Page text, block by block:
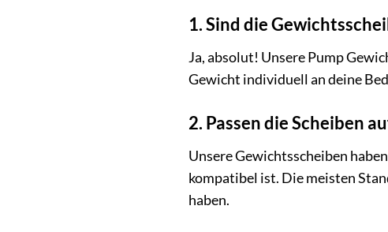
1. Sind die
Ja, absolut! Unsere Pump
Gewicht individuell an deine
2. Passen die Scheiben
Unsere Gewichtsscheiben
kompatibel ist. Die meisten
haben.